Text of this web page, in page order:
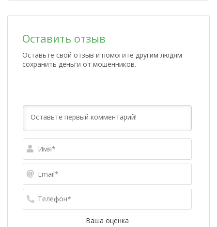
Оставить отзыв
Оставьте свой отзыв и помогите другим людям
сохранить деньги от мошенников.
Ваша оценка